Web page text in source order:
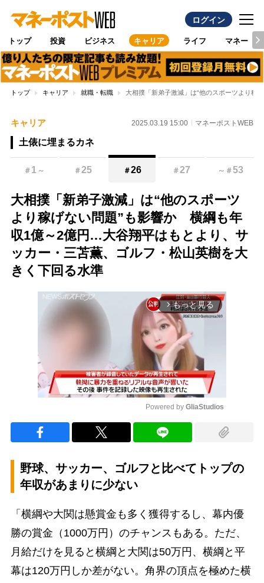
ログイン
トップ 投資 ビジネス キャリア ライフ マネー
トップ キャリア 就職・転職 大相撲「新弟子激減」は“他のスポーツより
キャリア 2025.03.19 15:00 マネーポストWEB
土俵に埋まるカネ
＃ 1 ～ ＃25 ＃26 ＃27 ～ ＃53
大相撲「新弟子激減」は“他のスポーツ
より稼げない問題”も影響か 横綱も年
収1億～2億円…大谷翔平はもとより、サ
ッカー・三苫薫、ゴルフ・松山英樹を大
きく下回る水準
arrow_forward_ios もっと見る
Powered by GliaStudios
野球、サッカー、ゴルフと比べてトップの
年収があまりに少ない
「横綱や大関は懸賞金も多く獲得するし、幕内優
勝の賞金（1000万円）のチャンスもある。ただ、
月給だけを見ると横綱と大関は50万円、横綱と平
幕は120万円しか差がない。角界の頂点を極めた横